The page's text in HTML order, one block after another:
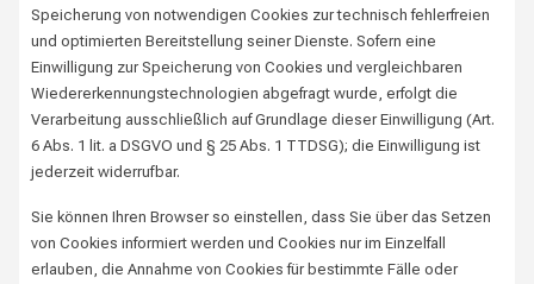
Speicherung von notwendigen Cookies zur technisch fehlerfreien
und optimierten Bereitstellung seiner Dienste. Sofern eine
Einwilligung zur Speicherung von Cookies und vergleichbaren
Wiedererkennungstechnologien abgefragt wurde, erfolgt die
Verarbeitung ausschließlich auf Grundlage dieser Einwilligung (Art.
6 Abs. 1 lit. a DSGVO und § 25 Abs. 1 TTDSG); die Einwilligung ist
jederzeit widerrufbar.
Sie können Ihren Browser so einstellen, dass Sie über das Setzen
von Cookies informiert werden und Cookies nur im Einzelfall
erlauben, die Annahme von Cookies für bestimmte Fälle oder